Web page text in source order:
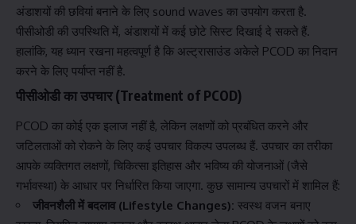
अंडाशयों की छवियां बनाने के लिए sound waves का उपयोग करता है.
पीसीओडी की उपस्थिति में, अंडाशयों में कई छोटे सिस्ट दिखाई दे सकते हैं.
हालांकि, यह ध्यान रखना महत्वपूर्ण है कि अल्ट्रासाउंड अकेले PCOD का निदान
करने के लिए पर्याप्त नहीं है.
पीसीओडी का उपचार (Treatment of PCOD)
PCOD का कोई एक इलाज नहीं है, लेकिन लक्षणों को प्रबंधित करने और
जटिलताओं को रोकने के लिए कई उपचार विकल्प उपलब्ध हैं. उपचार का तरीका
आपके व्यक्तिगत लक्षणों, चिकित्सा इतिहास और भविष्य की योजनाओं (जैसे
गर्भावस्था) के आधार पर निर्धारित किया जाएगा. कुछ सामान्य उपचारों में शामिल हैं:
जीवनशैली में बदलाव (Lifestyle Changes): स्वस्थ वजन बनाए